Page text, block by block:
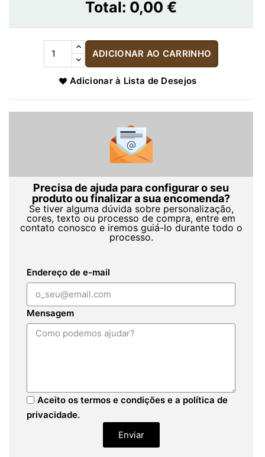
Total: 0,00 €
ADICIONAR AO CARRINHO
Adicionar à Lista de Desejos
Precisa de ajuda para configurar o seu
produto ou finalizar a sua encomenda?
Se tiver alguma dúvida sobre personalização,
cores, texto ou processo de compra, entre em
contato conosco e iremos guiá-lo durante todo o
processo.
Endereço de e-mail
Mensagem
Aceito os termos e condições e a política de
privacidade.
Enviar